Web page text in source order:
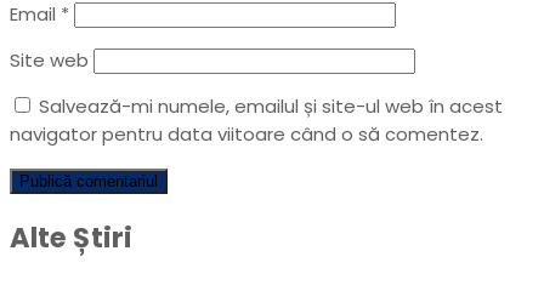
Email *
Site web
Salvează-mi numele, emailul și site-ul web în acest
navigator pentru data viitoare când o să comentez.
Alte Știri